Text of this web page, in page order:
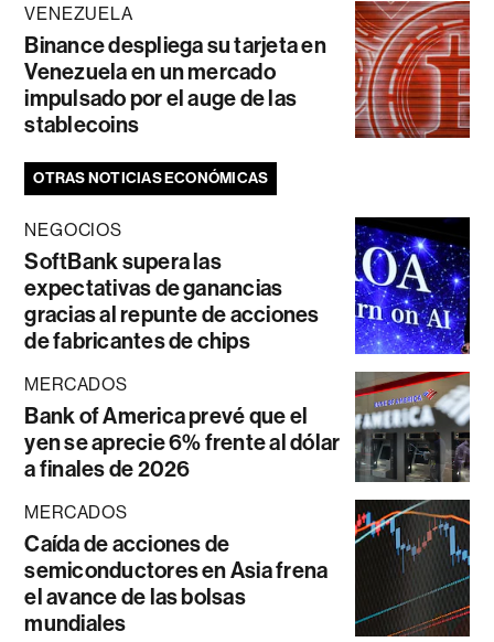
VENEZUELA
Binance despliega su tarjeta en
Venezuela en un mercado
impulsado por el auge de las
stablecoins
OTRAS NOTICIAS ECONÓMICAS
NEGOCIOS
SoftBank supera las
expectativas de ganancias
gracias al repunte de acciones
de fabricantes de chips
MERCADOS
Bank of America prevé que el
yen se aprecie 6% frente al dólar
a finales de 2026
MERCADOS
Caída de acciones de
semiconductores en Asia frena
el avance de las bolsas
mundiales